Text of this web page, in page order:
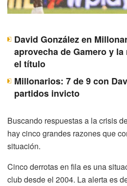
David González en
aprovecha de Gamero y
el título
Millonarios: 7 de 9 con
partidos invicto
Buscando respuestas a la crisis
hay cinco grandes razones que
situación.
Cinco derrotas en fila es una
club desde el 2004. La alerta es